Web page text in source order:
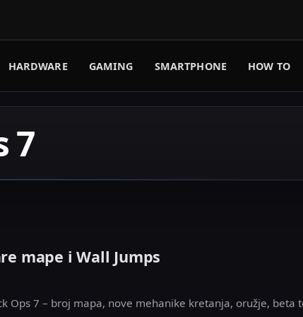
HARDWARE GAMING SMARTPHONE HOW TO
7
mape i Wall Jumps
Ops 7 – broj mapa, nove mehanike kretanja, oružje, beta